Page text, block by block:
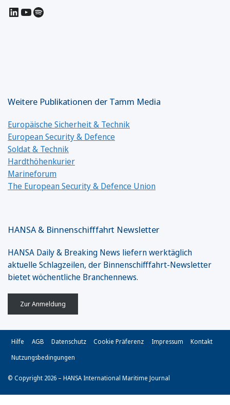
LinkedIn
YouTube
Spotify
Weitere Publikationen der Tamm Media
Europäische Sicherheit & Technik
European Security & Defence
Soldat & Technik
Hardthöhenkurier
Marineforum
The European Security & Defence Union
HANSA & Binnenschifffahrt Newsletter
HANSA Daily & Breaking News liefern werktäglich
aktuelle Schlagzeilen, der Binnenschifffahrt-Newsletter
bietet wöchentliche Branchennews.
Zur Anmeldung
© Copyright 2026 – HANSA International Maritime Journal
Hilfe AGB Datenschutz Cookie Präferenz Impressum
Kontakt
Nutzungsbedingungen